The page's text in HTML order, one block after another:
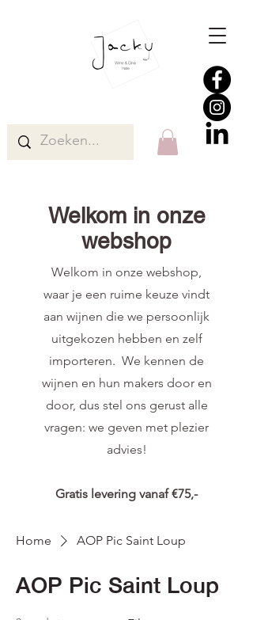
Welkom in onze
webshop
Welkom in onze webshop,
waar je een ruime keuze vindt
aan wijnen die we persoonlijk
uitgekozen hebben en zelf
importeren. We kennen de
wijnen en hun makers door en
door, dus stel ons gerust alle
vragen: we geven met plezier
advies!
Gratis levering vanaf €75,-
Home AOP Pic Saint Loup
AOP Pic Saint Loup